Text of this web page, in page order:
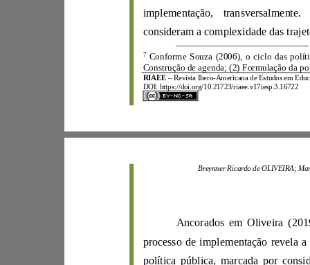
RIAEE – Revista Ibero-A mericana de Estudos em E
DOI: https://d oi.org/10.21723/riaee.v17iesp.3.16722
i mplementação, trans versalm en
7 Conforme Souza ( 2006 ),
Construção de agenda; (2) Formulação
da
B reynner Ricardo de OLIVEIRA;
Ancorados em Oliveira (
processo de imp lementação reve